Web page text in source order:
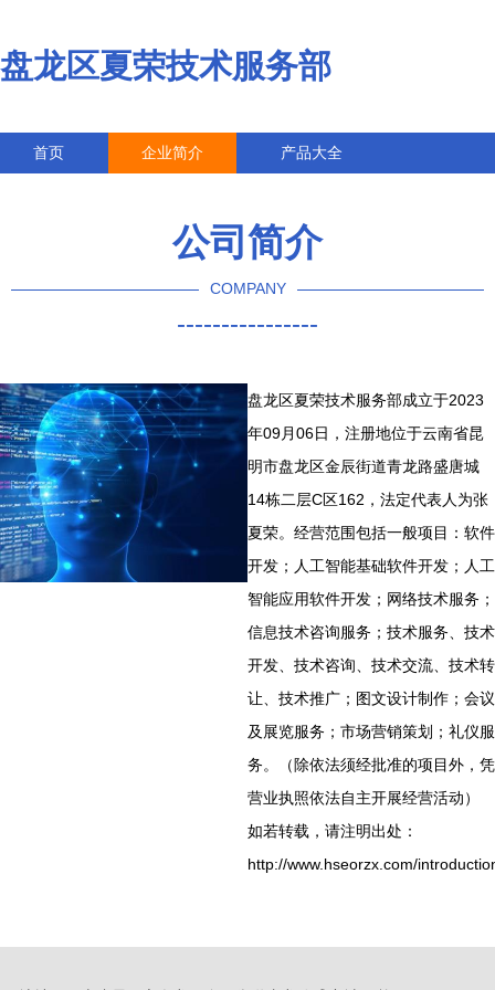
盘龙区夏荣技术服务部
首页 企业简介 产品大全
公司简介
COMPANY
----------------
盘龙区夏荣技术服务部成立于2023
年09月06日，注册地位于云南省昆
明市盘龙区金辰街道青龙路盛唐城
14栋二层C区162，法定代表人为张
夏荣。经营范围包括一般项目：软件
开发；人工智能基础软件开发；人工
智能应用软件开发；网络技术服务；
信息技术咨询服务；技术服务、技术
开发、技术咨询、技术交流、技术转
让、技术推广；图文设计制作；会议
及展览服务；市场营销策划；礼仪服
务。（除依法须经批准的项目外，凭
营业执照依法自主开展经营活动）
如若转载，请注明出处：
http://www.hseorzx.com/